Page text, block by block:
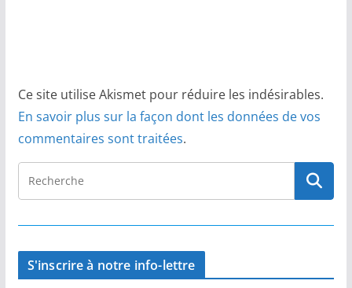
Ce site utilise Akismet pour réduire les indésirables.
En savoir plus sur la façon dont les données de vos
commentaires sont traitées.
S'inscrire à notre info-lettre